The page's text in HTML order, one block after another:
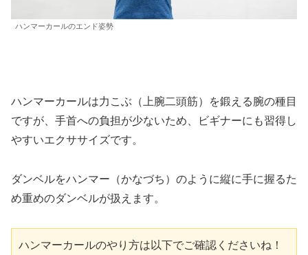
ハンマーカールのエンド姿勢
ハンマーカールは力こぶ（上腕二頭筋）を鍛える腕の種目
ですが、手首への負担が少ないため、ビギナーにも習得し
やすいエクササイズです。
ダンベルをハンマー（かなづち）のように縦に手に握るた
め重めのダンベルが扱えます。
ハンマーカールのやり方は以下でご確認くださいね！